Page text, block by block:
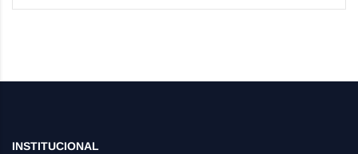
INSTITUCIONAL